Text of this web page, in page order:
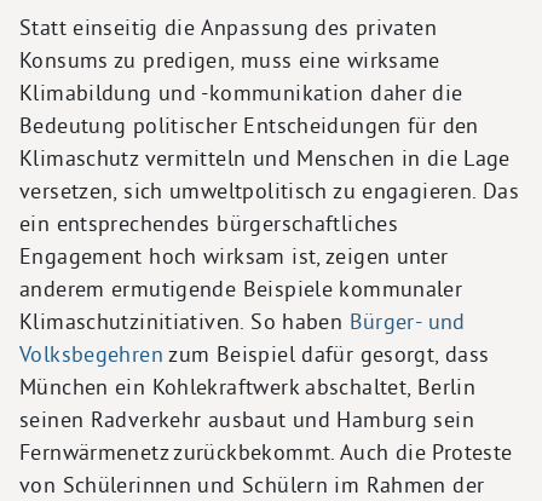
Statt einseitig die Anpassung des privaten
Konsums zu predigen, muss eine wirksame
Klimabildung und -kommunikation daher die
Bedeutung politischer Entscheidungen für den
Klimaschutz vermitteln und Menschen in die Lage
versetzen, sich umweltpolitisch zu engagieren. Das
ein entsprechendes bürgerschaftliches
Engagement hoch wirksam ist, zeigen unter
anderem ermutigende Beispiele kommunaler
Klimaschutzinitiativen. So haben Bürger- und
Volksbegehren zum Beispiel dafür gesorgt, dass
München ein Kohlekraftwerk abschaltet, Berlin
seinen Radverkehr ausbaut und Hamburg sein
Fernwärmenetz zurückbekommt. Auch die Proteste
von Schülerinnen und Schülern im Rahmen der